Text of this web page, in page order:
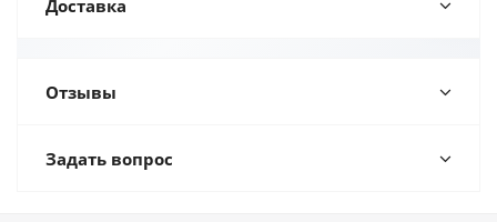
Доставка
Отзывы
Задать вопрос